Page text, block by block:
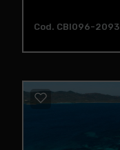
Cod. CBI096-